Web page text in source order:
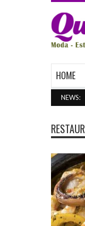
HOME
NEWS:
como escolher o certo